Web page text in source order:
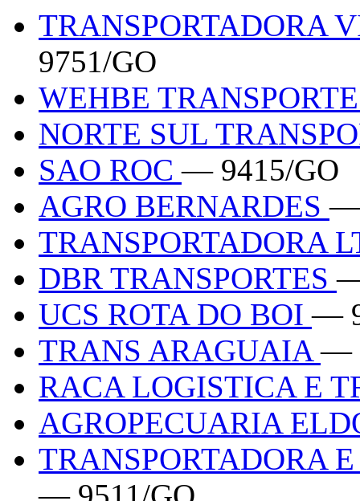
TRANSPORTADORA
9751/GO
WEHBE
NORTE SUL
SAO ROC— 9415/GO
AGRO BERNARDES—
TRANSPORTADORA
DBR TRANSPORTES
UCS ROTA DO BOI—
TRANS ARAGUAIA—
RACA LOGISTICA E
AGROPECUARIA
TRANSPORTADORA